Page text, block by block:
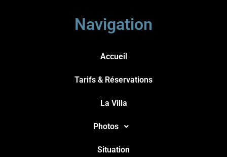
Navigation
Accueil
Tarifs & Réservations
La Villa
Photos
Situation